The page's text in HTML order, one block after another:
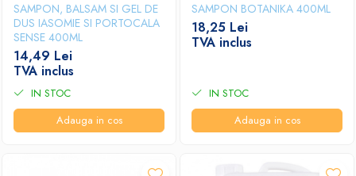
SAMPON, BALSAM SI GEL DE
DUS IASOMIE SI PORTOCALA
SENSE 400ML
14,49 Lei
TVA inclus
IN STOC
Adauga in cos
SAMPON BOTANIKA 400ML
18,25 Lei
TVA inclus
IN STOC
Adauga in cos